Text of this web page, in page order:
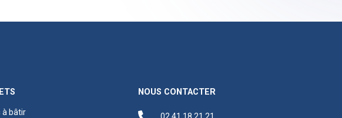
à bâtir
NOUS CONTACTER